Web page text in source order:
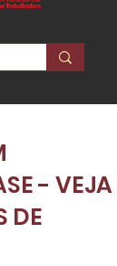
- VEJA
DE